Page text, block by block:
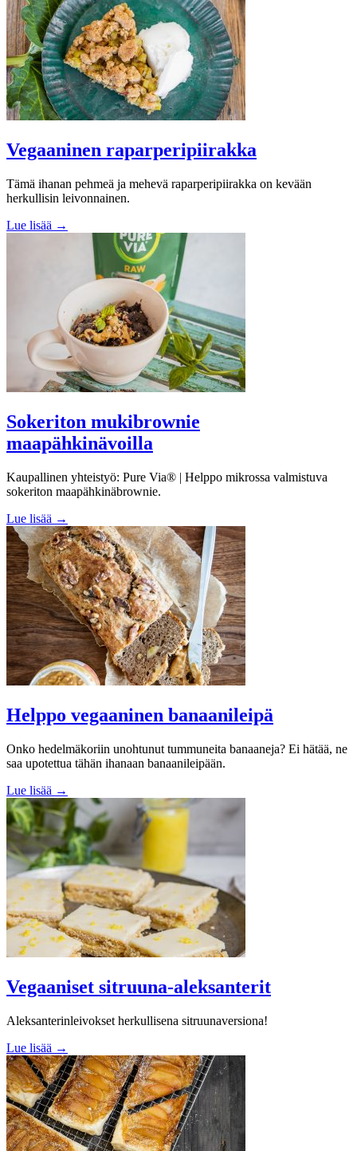
Vegaaninen raparperipiirakka
Tämä ihanan pehmeä ja mehevä raparperipiirakka on kevään
herkullisin leivonnainen.
Lue lisää →
Sokeriton mukibrownie
maapähkinävoilla
Kaupallinen yhteistyö: Pure Via® | Helppo mikrossa valmistuva
sokeriton maapähkinäbrownie.
Lue lisää →
Helppo vegaaninen banaanileipä
Onko hedelmäkoriin unohtunut tummuneita banaaneja? Ei hätää, ne
saa upotettua tähän ihanaan banaanileipään.
Lue lisää →
Vegaaniset sitruuna-aleksanterit
Aleksanterinleivokset herkullisena sitruunaversiona!
Lue lisää →